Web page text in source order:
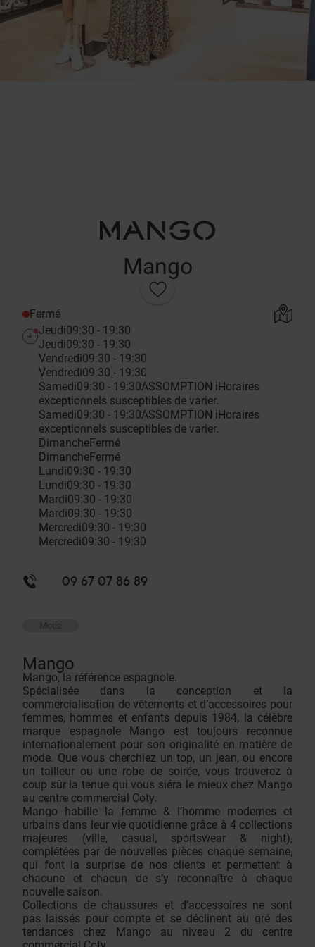
Mango
Fermé
Jeudi09:30 - 19:30
Jeudi09:30 - 19:30
Vendredi09:30 - 19:30
Vendredi09:30 - 19:30
Samedi09:30 - 19:30ASSOMPTION i Horaires
exceptionnels susceptibles de varier.
Samedi09:30 - 19:30ASSOMPTION i Horaires
exceptionnels susceptibles de varier.
DimancheFermé
DimancheFermé
Lundi09:30 - 19:30
Lundi09:30 - 19:30
Mardi09:30 - 19:30
Mardi09:30 - 19:30
Mercredi09:30 - 19:30
Mercredi09:30 - 19:30
09 67 07 86 89
Mode
Mango
Mango, la référence espagnole.
Spécialisée dans la conception et la
commercialisation de vêtements et d’accessoires pour
femmes, hommes et enfants depuis 1984, la célèbre
marque espagnole Mango est toujours reconnue
internationalement pour son originalité en matière de
mode. Que vous cherchiez un top, un jean, ou encore
un tailleur ou une robe de soirée, vous trouverez à
coup sûr la tenue qui vous siéra le mieux chez Mango
au centre commercial Coty.
Mango habille la femme & l’homme modernes et
urbains dans leur vie quotidienne grâce à 4 collections
majeures (ville, casual, sportswear & night),
complétées par de nouvelles pièces chaque semaine,
qui font la surprise de nos clients et permettent à
chacune et chacun de s’y reconnaître à chaque
nouvelle saison.
Collections de chaussures et d’accessoires ne sont
pas laissés pour compte et se déclinent au gré des
tendances chez Mango au niveau 2 du centre